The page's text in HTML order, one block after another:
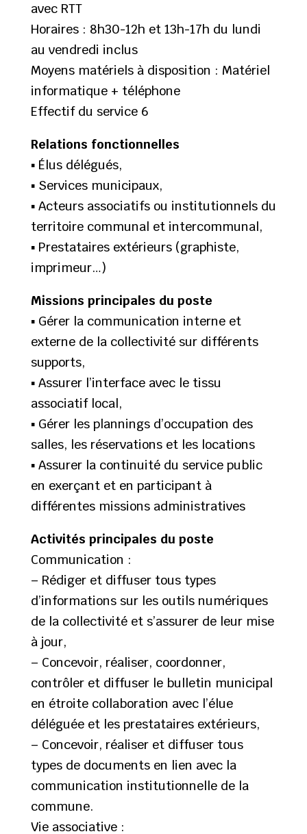
avec RTT
Horaires : 8h30-12h et 13h-17h du lundi
au vendredi inclus
Moyens matériels à disposition : Matériel
informatique + téléphone
Effectif du service 6
Relations fonctionnelles
▪ Élus délégués,
▪ Services municipaux,
▪ Acteurs associatifs ou institutionnels du
territoire communal et intercommunal,
▪ Prestataires extérieurs (graphiste,
imprimeur…)
Missions principales du poste
▪ Gérer la communication interne et
externe de la collectivité sur différents
supports,
▪ Assurer l’interface avec le tissu
associatif local,
▪ Gérer les plannings d’occupation des
salles, les réservations et les locations
▪ Assurer la continuité du service public
en exerçant et en participant à
différentes missions administratives
Activités principales du poste
Communication :
– Rédiger et diffuser tous types
d’informations sur les outils numériques
de la collectivité et s’assurer de leur mise
à jour,
– Concevoir, réaliser, coordonner,
contrôler et diffuser le bulletin municipal
en étroite collaboration avec l’élue
déléguée et les prestataires extérieurs,
– Concevoir, réaliser et diffuser tous
types de documents en lien avec la
communication institutionnelle de la
commune.
Vie associative :